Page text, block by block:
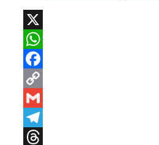
X
WhatsApp
Facebook
Copy
Link
Gmail
Telegram